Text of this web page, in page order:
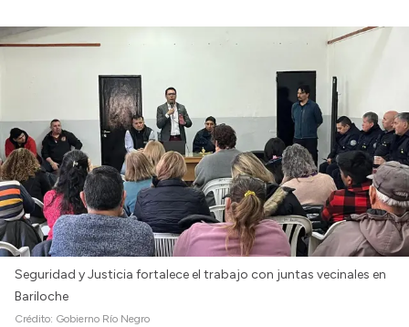
Seguridad y Justicia fortalece el trabajo con juntas vecinales en
Bariloche
Crédito: Gobierno Río Negro